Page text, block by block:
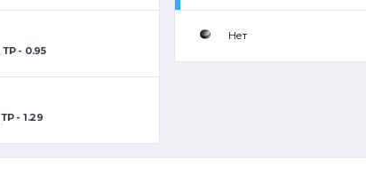
ТР - 0.95
ТР - 1.29
Нет